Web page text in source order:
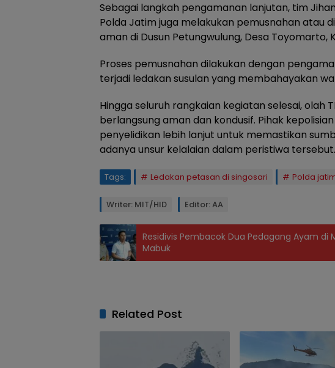
Sebagai langkah pengamanan lanjutan, tim
Polda Jatim juga melakukan pemusnahan atau
aman di Dusun Petungwulung, Desa Toyomarto,
Proses pemusnahan dilakukan dengan
terjadi ledakan susulan yang membahayakan
Hingga seluruh rangkaian kegiatan selesai, olah
berlangsung aman dan kondusif. Pihak
penyelidikan lebih lanjut untuk memastikan
adanya unsur kelalaian dalam peristiwa tersebut.
Tags: Ledakan petasan di singosari Polda
Writer: MIT/HID Editor: AA
Residivis Pembacok Dua Pedagang Ayam
Mabuk
Related Post